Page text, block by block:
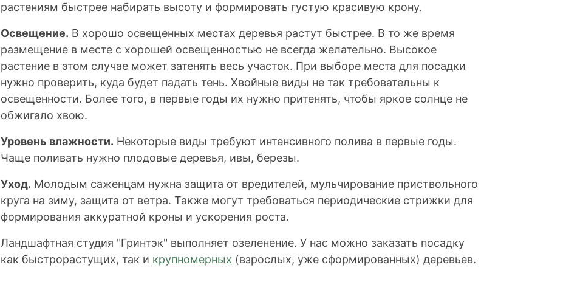
растениям быстрее набирать высоту и формировать густую красивую крону.
Освещение. В хорошо освещенных местах деревья растут быстрее. В то же время
размещение в месте с хорошей освещенностью не всегда желательно. Высокое
растение в этом случае может затенять весь участок. При выборе места для посадки
нужно проверить, куда будет падать тень. Хвойные виды не так требовательны к
освещенности. Более того, в первые годы их нужно притенять, чтобы яркое солнце не
обжигало хвою.
Уровень влажности. Некоторые виды требуют интенсивного полива в первые годы.
Чаще поливать нужно плодовые деревья, ивы, березы.
Уход. Молодым саженцам нужна защита от вредителей, мульчирование приствольного
круга на зиму, защита от ветра. Также могут требоваться периодические стрижки для
формирования аккуратной кроны и ускорения роста.
Ландшафтная студия "Гринтэк" выполняет озеленение. У нас можно заказать посадку
как быстрорастущих, так и крупномерных (взрослых, уже сформированных) деревьев.